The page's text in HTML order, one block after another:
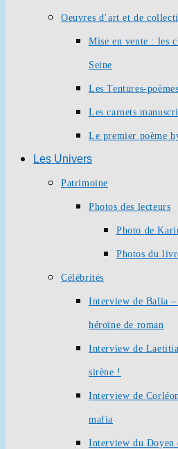
Oeuvres d’art et de
Mise en vente : les
Seine
Les Tentures-
Les carnets
Le premier poème
Les Univers
Patrimoine
Photos des lecteurs
Photo de
Photos du
Célébrités
Interview de Balia –
héroïne de roman
Interview de
sirène !
Interview de
mafia
Interview du Doyen